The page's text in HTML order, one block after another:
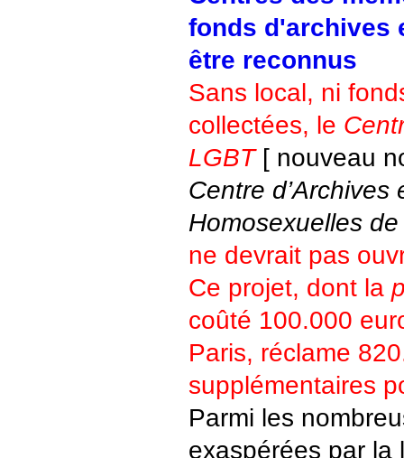
fonds d'archives
être reconnus
Sans local, ni
collectées, le
LGBT[ nouveau
Centre
Homosexuelles
ne devrait pas
Ce projet, dont la
coûté 100.000
Paris, réclame
supplémentaires
Parmi les
exaspérées par la